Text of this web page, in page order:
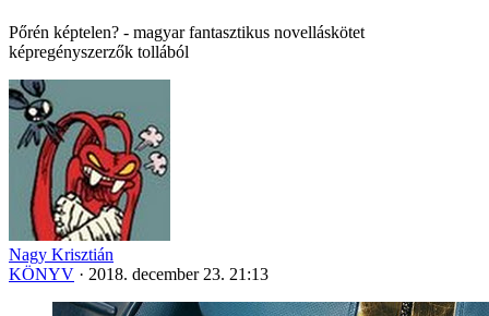
Pőrén képtelen? - magyar fantasztikus novelláskötet
képregényszerzők tollából
Nagy Krisztián
KÖNYV · 2018. december 23. 21:13